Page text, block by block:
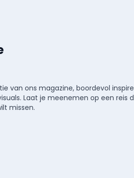
van ons magazine, boordevol
Laat je meenemen op een reis
missen.